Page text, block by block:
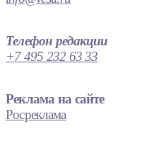
Телефон редакции
+7 495 232 63 33
Реклама на сайте
Росреклама